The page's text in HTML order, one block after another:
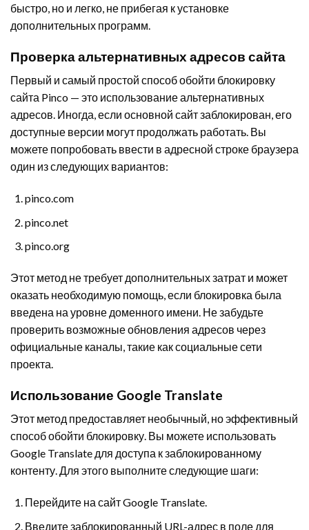
быстро, но и легко, не прибегая к установке
дополнительных программ.
Проверка альтернативных адресов сайта
Первый и самый простой способ обойти блокировку
сайта Pinco — это использование альтернативных
адресов. Иногда, если основной сайт заблокирован, его
доступные версии могут продолжать работать. Вы
можете попробовать ввести в адресной строке браузера
один из следующих вариантов:
pinco.com
pinco.net
pinco.org
Этот метод не требует дополнительных затрат и может
оказать необходимую помощь, если блокировка была
введена на уровне доменного имени. Не забудьте
проверить возможные обновления адресов через
официальные каналы, такие как социальные сети
проекта.
Использование Google Translate
Этот метод предоставляет необычный, но эффективный
способ обойти блокировку. Вы можете использовать
Google Translate для доступа к заблокированному
контенту. Для этого выполните следующие шаги:
Перейдите на сайт Google Translate.
Введите заблокированный URL-адрес в поле для